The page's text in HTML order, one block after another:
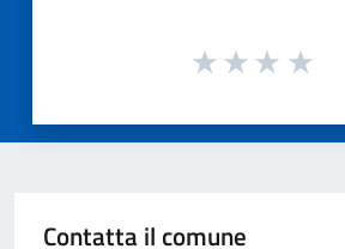
Contatta il comune